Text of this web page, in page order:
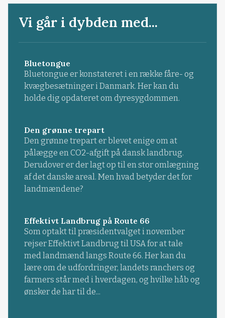
Vi går i dybden med...
Bluetongue
Bluetongue er konstateret i en række fåre- og
kvægbesætninger i Danmark. Her kan du
holde dig opdateret om dyresygdommen.
Den grønne trepart
Den grønne trepart er blevet enige om at
pålægge en CO2-afgift på dansk landbrug.
Derudover er der lagt op til en stor omlægning
af det danske areal. Men hvad betyder det for
landmændene?
Effektivt Landbrug på Route 66
Som optakt til præsidentvalget i november
rejser Effektivt Landbrug til USA for at tale
med landmænd langs Route 66. Her kan du
lære om de udfordringer, landets ranchers og
farmers står med i hverdagen, og hvilke håb og
ønsker de har til de...